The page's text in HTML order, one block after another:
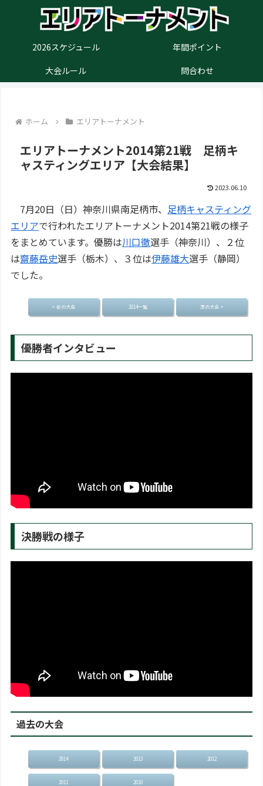
2026スケジュール
年間ポイント
大会ルール
問合わせ
ホーム エリアトーナメント
エリアトーナメント2014第21戦 足柄キ
ャスティングエリア【大会結果】
2023.06.10
7月20日（日）神奈川県南足柄市、 足柄キャスティング
エリアで行われたエリアトーナメント2014第21戦の様子
をまとめています。優勝は川口徹選手（神奈川）、２位
は齋藤岳史選手（栃木）、３位は伊藤雄大選手（静岡）
でした。
< 前の大会 2014一覧 次の大会 >
優勝者インタビュー
決勝戦の様子
過去の大会
2014 2013 2012
2011 2010